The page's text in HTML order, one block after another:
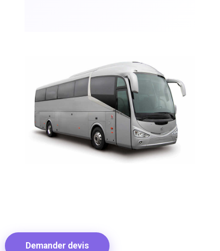
Demander devis